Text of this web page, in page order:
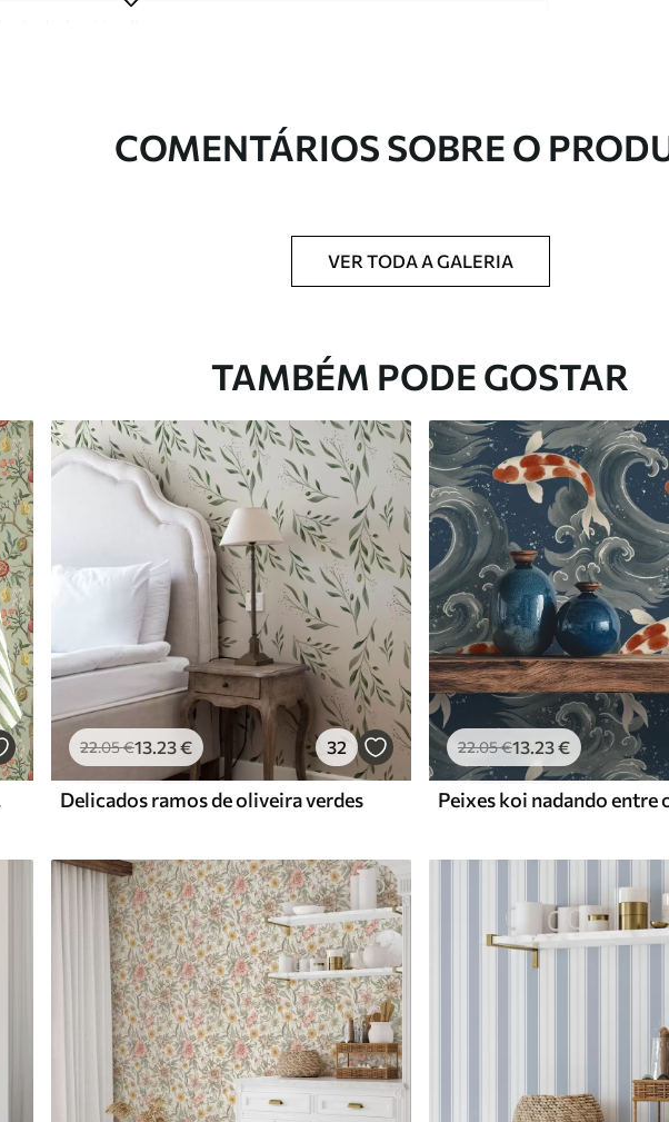
com revestimento de verniz e/ou adesivo para papel de parede.
ser limpo suavemente com uma esponja macia. Murais de parede
56.67
Vinil Premium
65.0039 .00€/m²
COMENTÁRIOS SOBRE O
VER TODA A GALERIA
TAMBÉM PODE GOSTAR
22.05€13.23€ 32
Delicados ramos de oliveira verdes
22.05€13.23€